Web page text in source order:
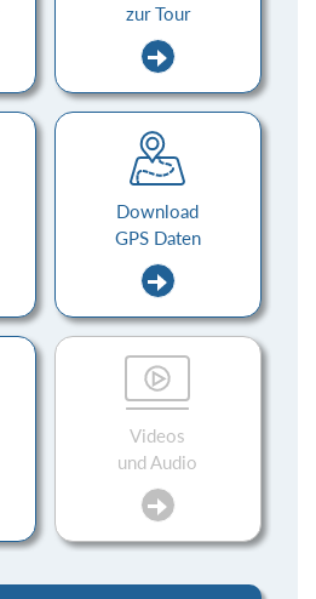
zur Tour
Download
GPS Daten
Videos
und Audio